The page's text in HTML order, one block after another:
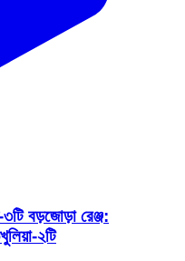
বড়জোড়া রেঞ্জ:
২টি